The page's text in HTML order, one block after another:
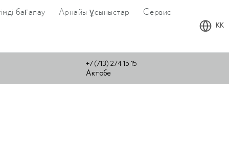
+7 (713) 274 15 15
Актобе
бағалау Арнайы ұсыныстар Сервис
KK